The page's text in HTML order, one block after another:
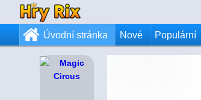
Úvodní stránka Nové Populární